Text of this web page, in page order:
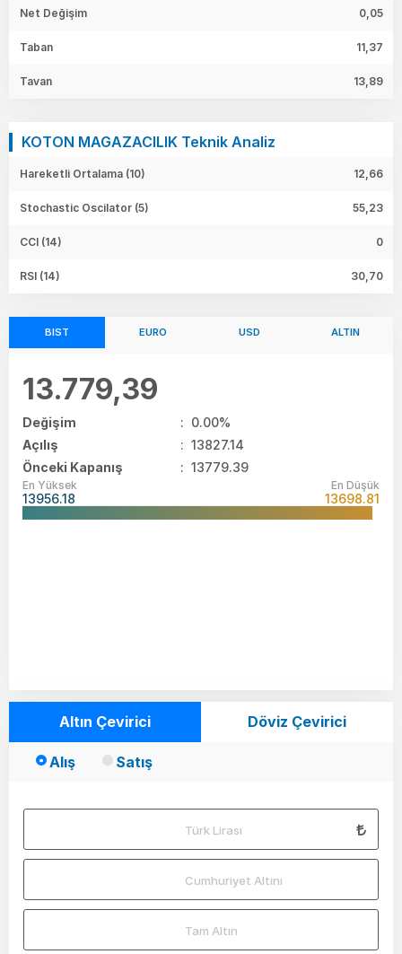
Net Değişim 0,05
Taban 11,37
Tavan 13,89
KOTON MAGAZACILIK Teknik Analiz
Hareketli Ortalama (10) 12,66
Stochastic Oscilator (5) 55,23
CCI (14) 0
RSI (14) 30,70
BIST EURO USD ALTIN
13.779,39
Değişim : 0.00%
Açılış
: 13827.14
Önceki Kapanış
: 13779.39
En Yüksek
13956.18
En Düşük
13698.81
Altın Çevirici Döviz Çevirici
Alış Satış
Türk Lirası
Cumhuriyet Altını
Tam Altın